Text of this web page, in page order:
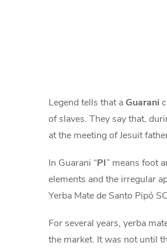
Legend tells that a Guarani
of slaves. They say that,
at the meeting of Jesuit
In Guarani “PI” means foot
elements and the irregular
Yerba Mate de Santo Pipó
For several years, yerba
the market. It was not until